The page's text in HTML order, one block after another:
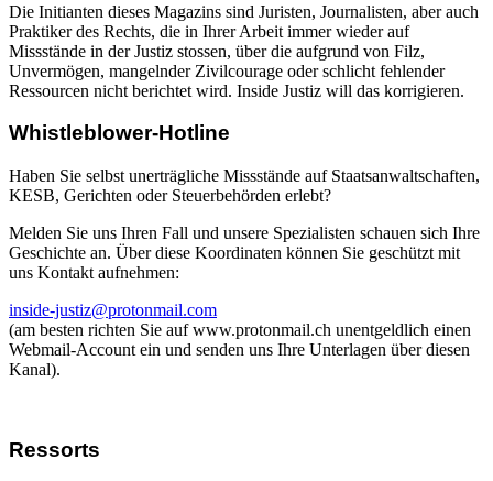
Die Initianten dieses Magazins sind Juristen, Journalisten, aber auch
Praktiker des Rechts, die in Ihrer Arbeit immer wieder auf
Missstände in der Justiz stossen, über die aufgrund von Filz,
Unvermögen, mangelnder Zivilcourage oder schlicht fehlender
Ressourcen nicht berichtet wird. Inside Justiz will das korrigieren.
Whistleblower-Hotline
Haben Sie selbst unerträgliche Missstände auf Staatsanwaltschaften,
KESB, Gerichten oder Steuerbehörden erlebt?
Melden Sie uns Ihren Fall und unsere Spezialisten schauen sich Ihre
Geschichte an. Über diese Koordinaten können Sie geschützt mit
uns Kontakt aufnehmen:
inside-justiz@protonmail.com
(am besten richten Sie auf www.protonmail.ch unentgeldlich einen
Webmail-Account ein und senden uns Ihre Unterlagen über diesen
Kanal).
Ressorts